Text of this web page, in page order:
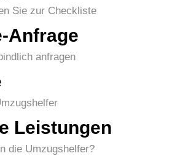
Sie zur Checkliste
Anfrage
anfragen
Leistungen
die Umzugshelfer?